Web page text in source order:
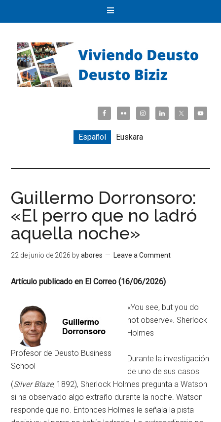
Español Euskara
Guillermo Dorronsoro:
«El perro que no ladró
aquella noche»
22 de junio de 2026 byabores Leave a Comment
Artículo publicado en El Correo (16/06/2026)
Profesor de Deusto Business
School
«You see, but you do
not observe». Sherlock
Holmes
Durante la investigación
de uno de sus casos
(Silver Blaze, 1892), Sherlock Holmes pregunta a Watson
si ha observado algo extraño durante la noche. Watson
responde que no. Entonces Holmes le señala la pista